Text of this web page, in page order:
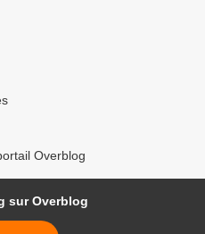
Overblog
sur Overblog